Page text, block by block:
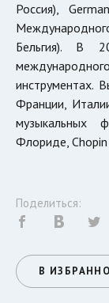
Россия),
Бельгия). В
инструментах.
Франции,
музыкальных
Флориде, Chopin
Поделиться:
В